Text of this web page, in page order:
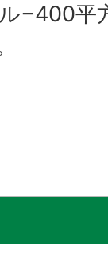
−400平